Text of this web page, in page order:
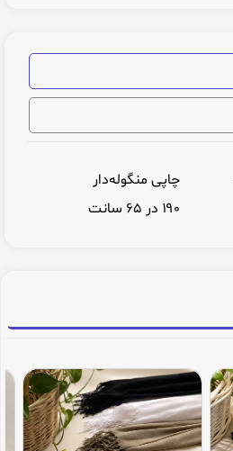
چاپی منگوله‌دار
۱۹۰ در ۶۵ سانت